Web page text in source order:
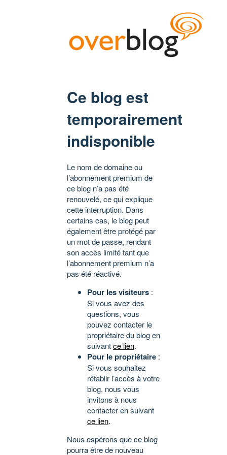
Ce blog est
temporairement
indisponible
Le nom de domaine ou
l’abonnement premium de
ce blog n’a pas été
renouvelé, ce qui explique
cette interruption. Dans
certains cas, le blog peut
également être protégé par
un mot de passe, rendant
son accès limité tant que
l’abonnement premium n’a
pas été réactivé.
Pour les visiteurs :
Si vous avez des
questions, vous
pouvez contacter le
propriétaire du blog en
suivantce lien.
Pour le propriétaire :
Si vous souhaitez
rétablir l’accès à votre
blog, nous vous
invitons à nous
contacter en suivant
ce lien.
Nous espérons que ce blog
pourra être de nouveau